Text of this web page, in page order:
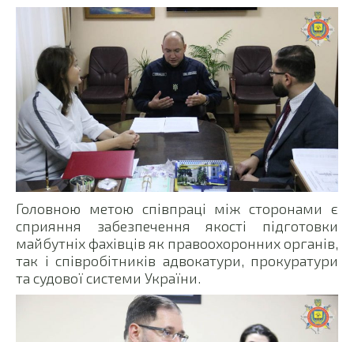
Головною метою співпраці між сторонами є
сприяння забезпечення якості підготовки
майбутніх фахівців як правоохоронних органів,
так і співробітників адвокатури, прокуратури
та судової системи України.